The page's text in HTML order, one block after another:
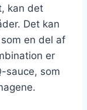
kan det
Det kan
en del af
er
sauce, som